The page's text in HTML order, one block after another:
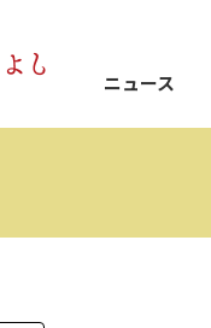
ニュース